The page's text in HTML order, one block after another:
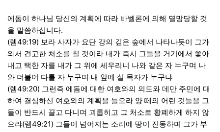
에돔이 하나님 당신의 계획에 따라 바벨론에 의해 멸망당할 것
을 말씀하십니다.
(렘49:19) 보라 사자가 요단 강의 깊은 숲에서 나타나듯이 그가
와서 견고한 처소를 칠 것이라 내가 즉시 그들을 거기에서 쫓아
내고 택한 자를 내가 그 위에 세우리니 나와 같은 자 누구며 나
와 더불어 다툴 자 누구며 내 앞에 설 목자가 누구냐
(렘49:20) 그런즉 에돔에 대한 여호와의 의도와 데만 주민에 대
하여 결심하신 여호와의 계획을 들으라 양 떼의 어린 것들을 그
들이 반드시 끌고 다니며 괴롭히고 그 처소로 황폐하게 하지 않
으랴(렘49:21) 그들이 넘어지는 소리에 땅이 진동하며 그가 부